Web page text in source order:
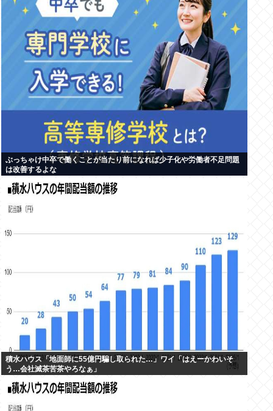
ぶっちゃけ中卒で働くことが当たり前になれば少子化や労働者不足問題
は改善するよな
積水ハウス「地面師に55億円騙し取られた…」ワイ「はえーかわいそ
う…会社滅茶苦茶やろなぁ」